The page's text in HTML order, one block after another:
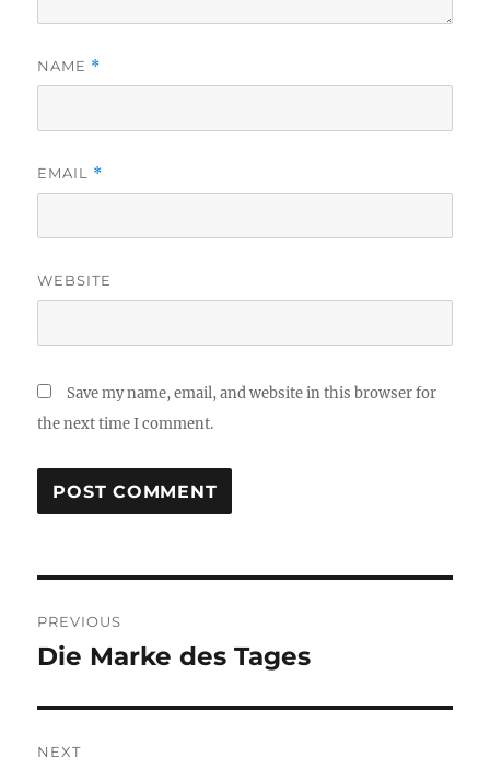
NAME *
EMAIL *
WEBSITE
Save my name, email, and website in this browser for
the next time I comment.
navigation
PREVIOUS
Previous
Die Marke des Tages
NEXT